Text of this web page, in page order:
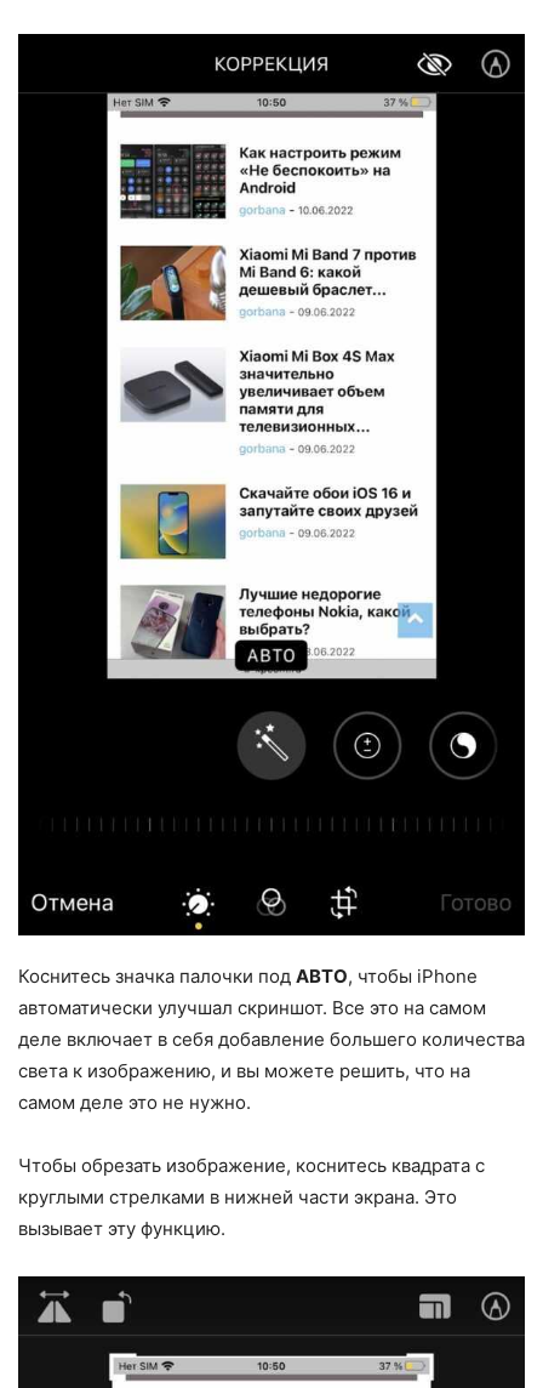
Коснитесь значка палочки под АВТО, чтобы iPhone
автоматически улучшал скриншот. Все это на самом
деле включает в себя добавление большего количества
света к изображению, и вы можете решить, что на
самом деле это не нужно.
Чтобы обрезать изображение, коснитесь квадрата с
круглыми стрелками в нижней части экрана. Это
вызывает эту функцию.